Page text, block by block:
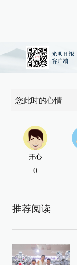
您此时的心情
开心
0
推荐阅读